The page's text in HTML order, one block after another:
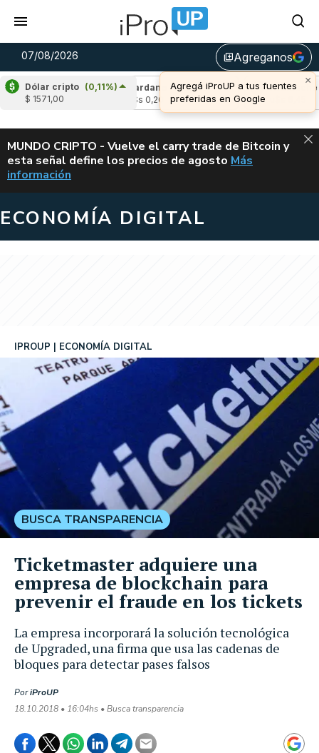
07/08/2026 library_addAgreganos
×
Agregá iProUP a tus fuentes
preferidas en Google
Dólar cripto (0,11%)
$ 1571,00
(-1,19%)
Cardano (5,85%)
u$s 0,20
Avalanche
u$s 6,45
ALERTA
MUNDO CRIPTO - Vuelve el carry trade de Bitcoin y
esta señal define los precios de agosto VUELVE EL
Más
información
ECONOMÍA DIGITAL
La empresa incorporará la solución tecnológica
de Upgraded, una firma que usa las cadenas de
bloques para detectar pases falsos
IPROUP ECONOMÍA DIGITAL
PoriProUP
18.10.2018 • 16:04hs • Busca transparencia
BUSCA TRANSPARENCIA
Ticketmaster adquiere una
empresa de blockchain para
prevenir el fraude en los tickets